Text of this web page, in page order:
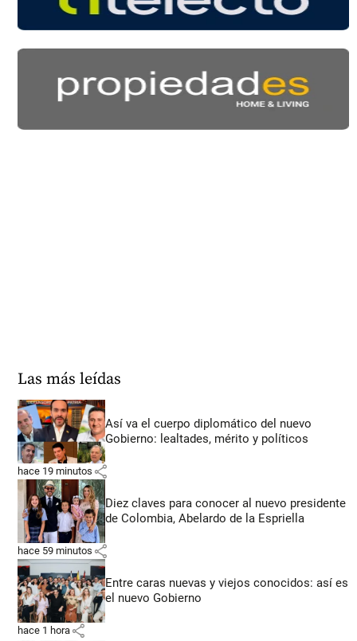
Las más leídas
Así va el cuerpo diplomático del nuevo
Gobierno: lealtades, mérito y políticos
hace 19 minutos share
Diez claves para conocer al nuevo presidente
de Colombia, Abelardo de la Espriella
hace 59 minutos share
Entre caras nuevas y viejos conocidos: así es
el nuevo Gobierno
hace 1 hora share